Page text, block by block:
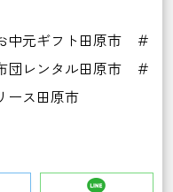
中元ギフト田原市 ＃
団レンタル田原市 ＃
ース田原市